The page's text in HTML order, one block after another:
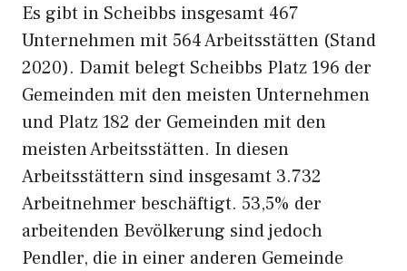
Es gibt in Scheibbs insgesamt 467
Unternehmen mit 564 Arbeitsstätten (Stand
2020). Damit belegt Scheibbs Platz 196 der
Gemeinden mit den meisten Unternehmen
und Platz 182 der Gemeinden mit den
meisten Arbeitsstätten. In diesen
Arbeitsstättern sind insgesamt 3.732
Arbeitnehmer beschäftigt. 53,5% der
arbeitenden Bevölkerung sind jedoch
Pendler, die in einer anderen Gemeinde